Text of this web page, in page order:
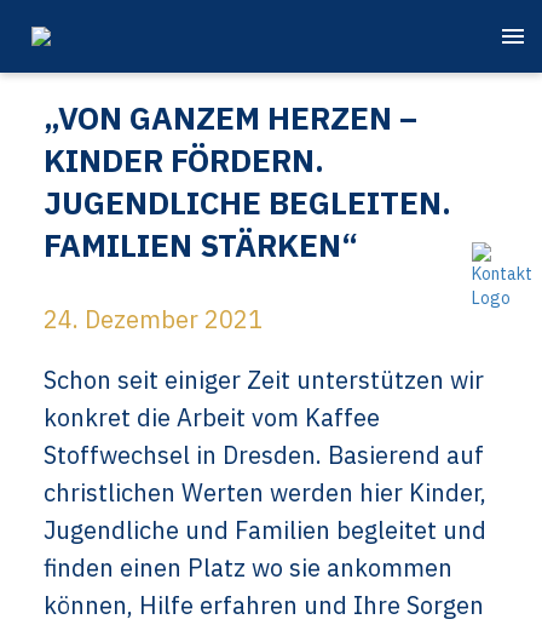
„VON GANZEM HERZEN –
KINDER FÖRDERN.
JUGENDLICHE BEGLEITEN.
FAMILIEN STÄRKEN“
24. Dezember 2021
Schon seit einiger Zeit unterstützen wir
konkret die Arbeit vom Kaffee
Stoffwechsel in Dresden. Basierend auf
christlichen Werten werden hier Kinder,
Jugendliche und Familien begleitet und
finden einen Platz wo sie ankommen
können, Hilfe erfahren und Ihre Sorgen